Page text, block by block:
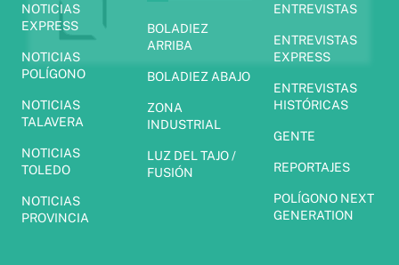
NOTICIAS
EXPRESS
NOTICIAS
POLÍGONO
NOTICIAS
TALAVERA
NOTICIAS
TOLEDO
NOTICIAS
PROVINCIA
BOLADIEZ
ARRIBA
BOLADIEZ ABAJO
ZONA
INDUSTRIAL
LUZ DEL TAJO /
FUSIÓN
ENTREVISTAS
ENTREVISTAS
EXPRESS
ENTREVISTAS
HISTÓRICAS
GENTE
REPORTAJES
POLÍGONO NEXT
GENERATION